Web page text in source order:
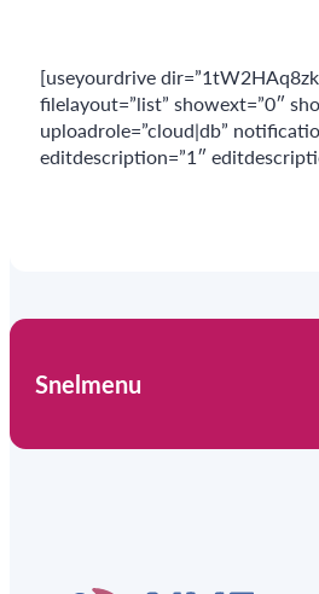
[useyourdrive
filelayout=”list” showext=”0″
uploadrole=”cloud|db”
editdescription=”1″
Snelmenu